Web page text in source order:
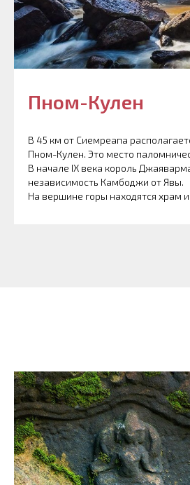
Пном-Кулен
В 45 км от Сиемреапа
Пном-Кулен. Это место
В начале IX века король
независимость Камбоджи от Явы.
На вершине горы находятся храм и